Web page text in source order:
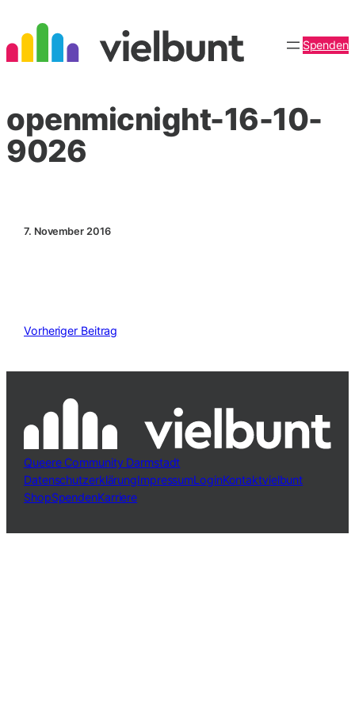
Inhalt
springen
Spenden
openmicnight-16-10-
9026
7. November 2016
Vorheriger Beitrag
Queere Community Darmstadt
DatenschutzerklärungImpressumLoginKontaktvielbunt
ShopSpendenKarriere